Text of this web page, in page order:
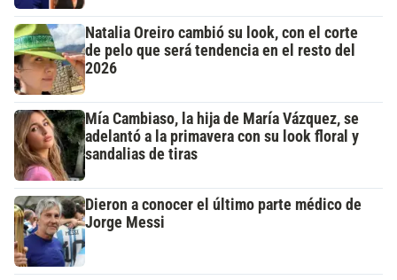
Natalia Oreiro cambió su look, con el corte
de pelo que será tendencia en el resto del
2026
Mía Cambiaso, la hija de María Vázquez, se
adelantó a la primavera con su look floral y
sandalias de tiras
Dieron a conocer el último parte médico de
Jorge Messi